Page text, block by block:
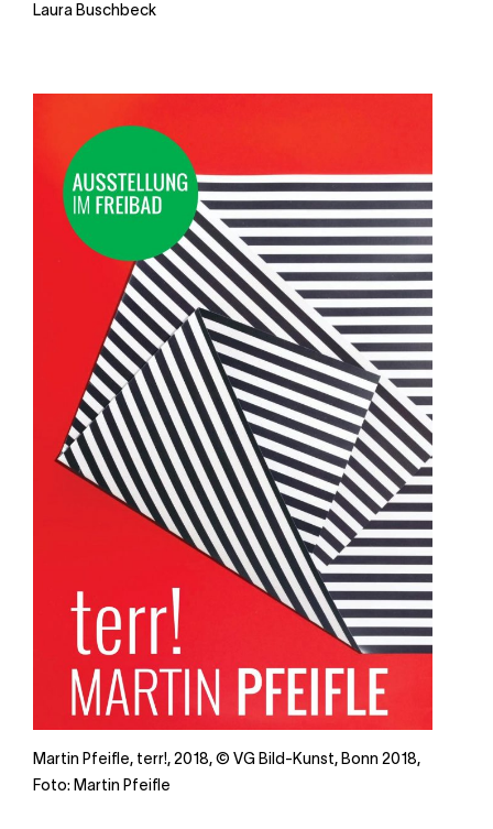
Laura Buschbeck
Martin Pfeifle, terr!, 2018, © VG Bild-Kunst, Bonn 2018,
Foto: Martin Pfeifle